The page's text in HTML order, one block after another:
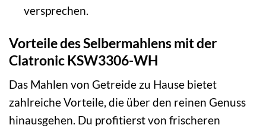
versprechen.
Vorteile des Selbermahlens mit der
Clatronic KSW3306-WH
Das Mahlen von Getreide zu Hause bietet
zahlreiche Vorteile, die über den reinen Genuss
hinausgehen. Du profitierst von frischeren